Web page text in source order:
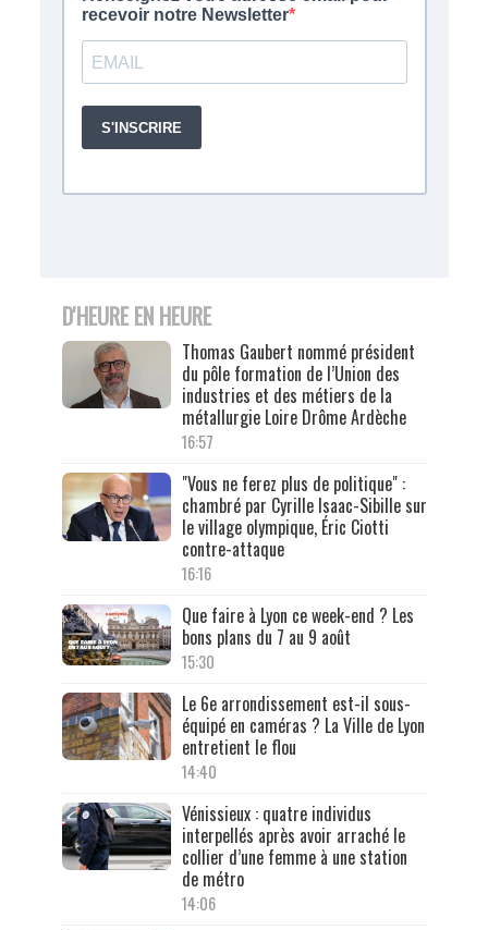
D'HEURE EN HEURE
Thomas Gaubert nommé président
du pôle formation de l’Union des
industries et des métiers de la
métallurgie Loire Drôme Ardèche
16:57
"Vous ne ferez plus de politique" :
chambré par Cyrille Isaac-Sibille sur
le village olympique, Éric Ciotti
contre-attaque
16:16
Que faire à Lyon ce week-end ? Les
bons plans du 7 au 9 août
15:30
Le 6e arrondissement est-il sous-
équipé en caméras ? La Ville de Lyon
entretient le flou
14:40
Vénissieux : quatre individus
interpellés après avoir arraché le
collier d’une femme à une station
de métro
14:06